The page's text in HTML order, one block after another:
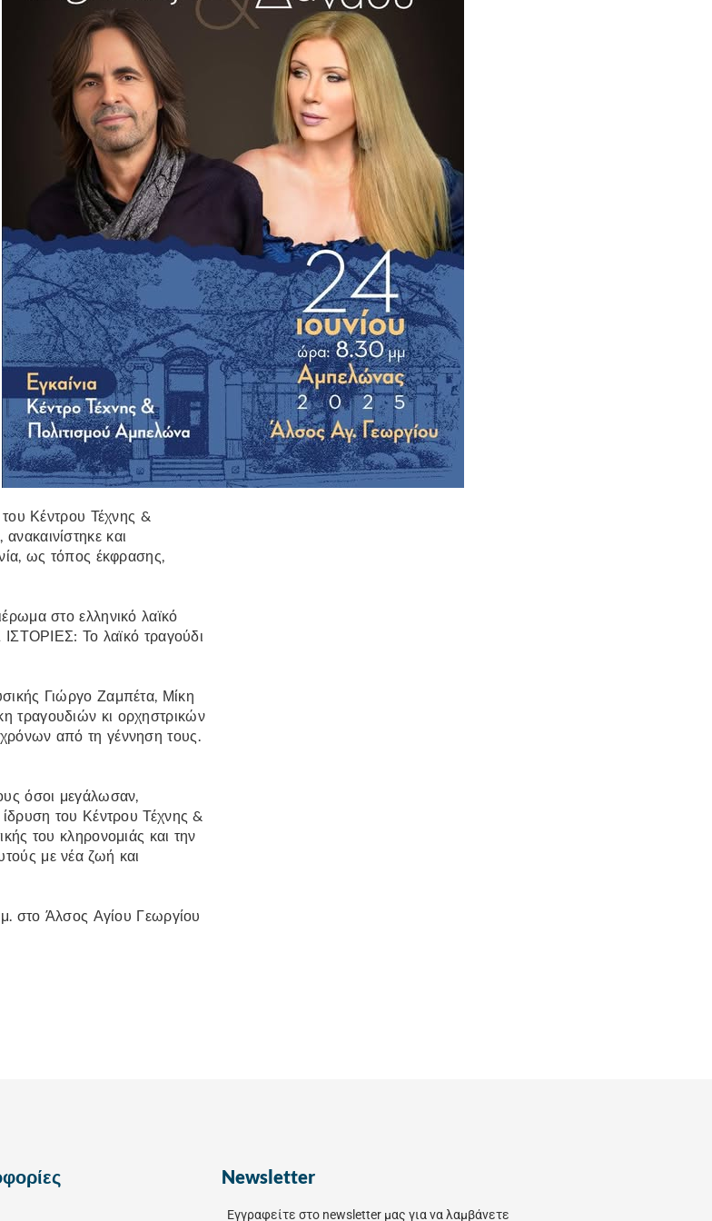
Κέντρου Τέχνης &
και
ως τόπος έκφρασης,
στο ελληνικό λαϊκό
Το λαϊκό τραγούδι
Γιώργο Ζαμπέτα, Μίκη
τραγουδιών κι ορχηστρικών
από τη γέννηση τους.
όσοι μεγάλωσαν,
του Κέντρου Τέχνης &
του κληρονομιάς και την
με νέα ζωή και
στο Άλσος Αγίου Γεωργίου
Newsletter
Εγγραφείτε στο newsletter μας για να λαμβάνετε